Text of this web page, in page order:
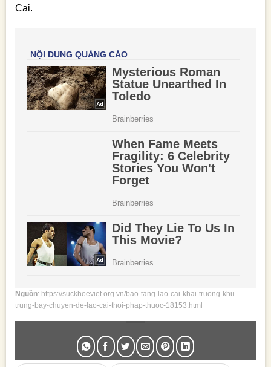
Cai.
Nguồn: https://suckhoeviet.org.vn/bao-tang-lao-cai-khai-truong-khu-
trung-bay-chuyen-de-lao-cai-thoi-phap-thuoc-18153.html